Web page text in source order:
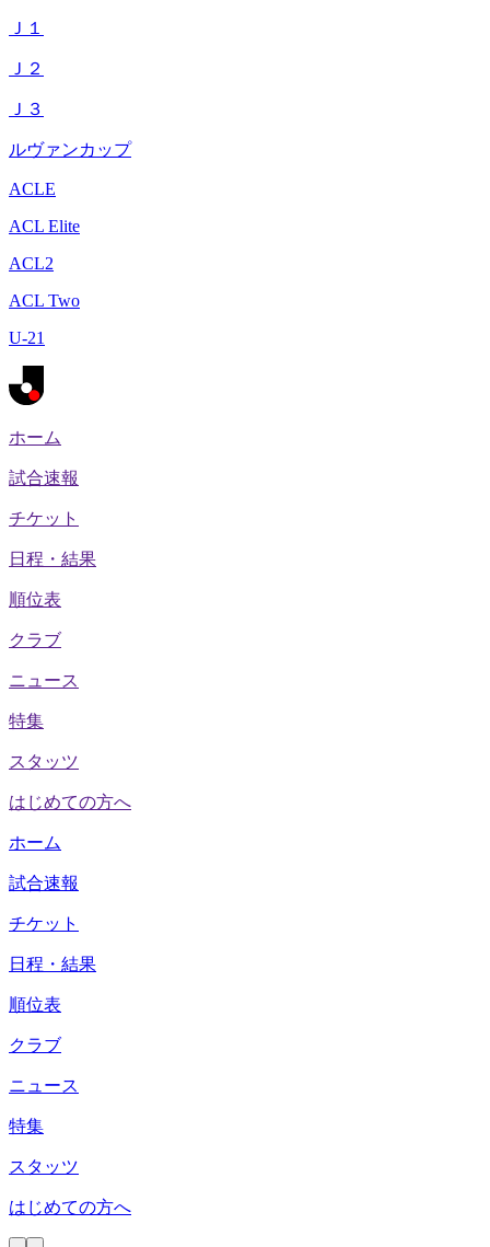
Ｊ１
Ｊ２
Ｊ３
ルヴァンカップ
ACLE
ACL Elite
ACL2
ACL Two
U-21
ホーム
試合速報
チケット
日程・結果
順位表
クラブ
ニュース
特集
スタッツ
はじめての方へ
ホーム
試合速報
チケット
日程・結果
順位表
クラブ
ニュース
特集
スタッツ
はじめての方へ